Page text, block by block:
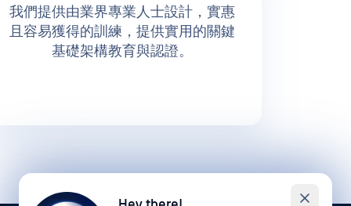
我們提供由業界專業人士設計，實惠
且容易獲得的訓練，提供實用的關鍵
基礎架構教育與認證。